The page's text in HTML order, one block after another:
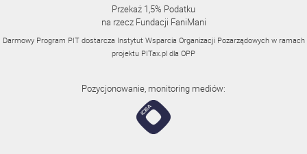
Przekaż 1,5% Podatku
na rzecz Fundacji FaniMani
Darmowy Program PIT dostarcza Instytut Wsparcia Organizacji Pozarządowych w ramach
projektu PITax.pl dla OPP
Pozycjonowanie, monitoring mediów: